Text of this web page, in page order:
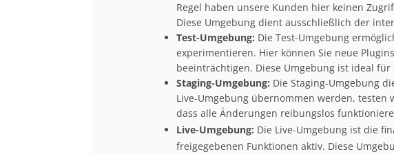
Regel haben unsere Kunden hier keinen
Diese Umgebung dient ausschließlich der
Test-Umgebung: Die Test-Umgebung
experimentieren. Hier können Sie neue
beeinträchtigen. Diese Umgebung ist ideal
Staging-Umgebung: Die Staging-Umgebung
Live-Umgebung übernommen werden,
dass alle Änderungen reibungslos
Live-Umgebung: Die Live-Umgebung ist die
freigegebenen Funktionen aktiv. Diese